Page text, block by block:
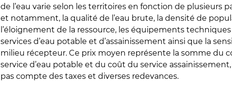
de l’eau varie selon les territoires en fonction de plusieurs
et notamment, la qualité de l’eau brute, la densité de
l’éloignement de la ressource, les équipements
services d’eau potable et d’assainissement ainsi que la
milieu récepteur. Ce prix moyen représente la somme du
service d’eau potable et du coût du service
pas compte des taxes et diverses redevances.